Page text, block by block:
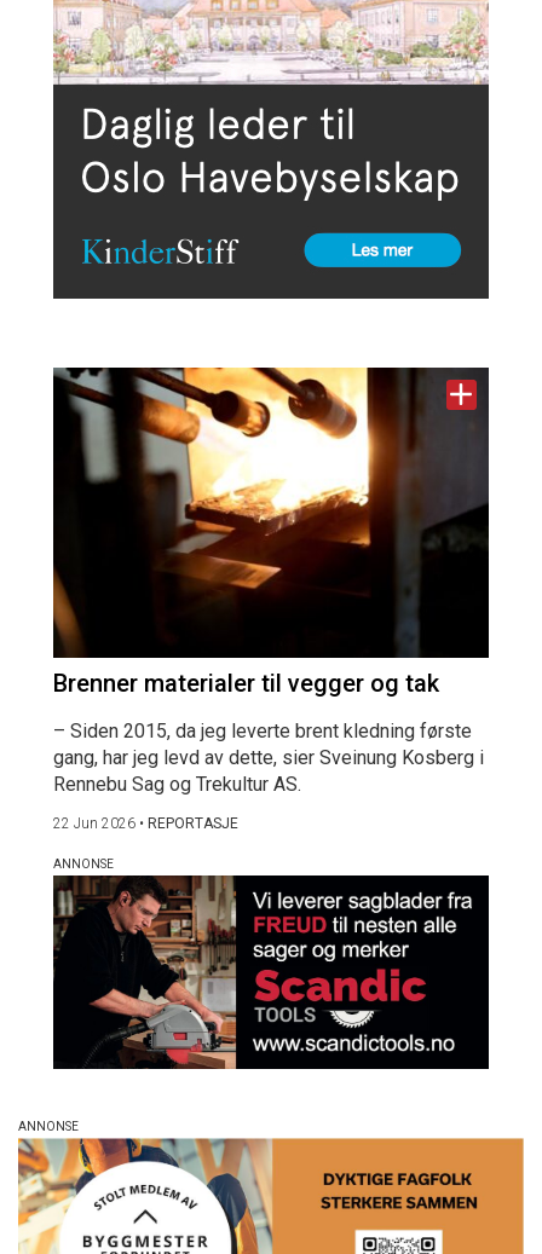
Brenner materialer til vegger og tak
– Siden 2015, da jeg leverte brent kledning første
gang, har jeg levd av dette, sier Sveinung Kosberg i
Rennebu Sag og Trekultur AS.
22 Jun 2026 • REPORTASJE